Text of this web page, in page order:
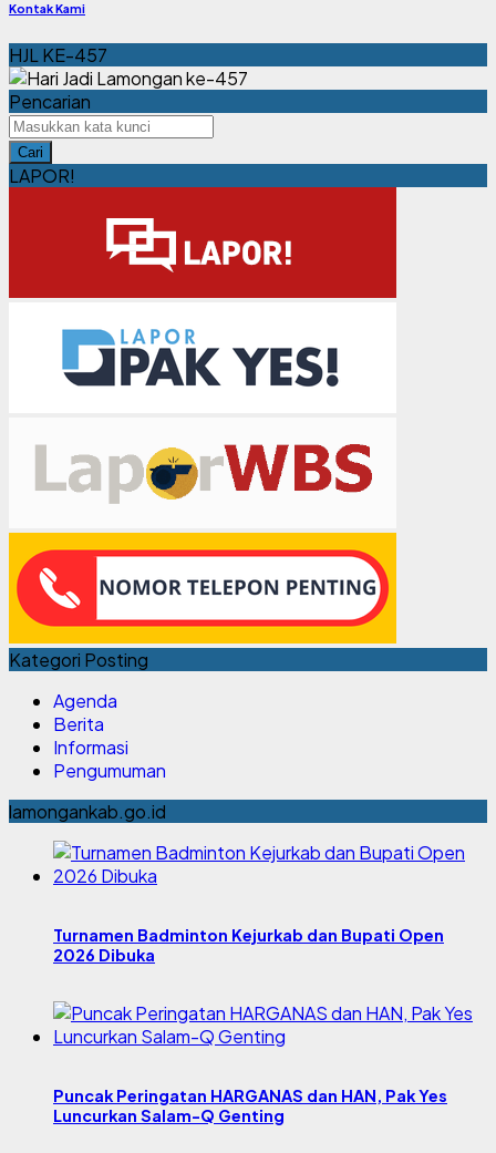
Kontak Kami
HJL KE-457
Pencarian
Cari
LAPOR!
Kategori Posting
Agenda
Berita
Informasi
Pengumuman
lamongankab.go.id
Turnamen Badminton Kejurkab dan Bupati Open
2026 Dibuka
Puncak Peringatan HARGANAS dan HAN, Pak Yes
Luncurkan Salam-Q Genting